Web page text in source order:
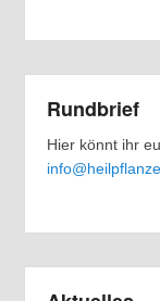
Rundbrief
Hier könnt ihr